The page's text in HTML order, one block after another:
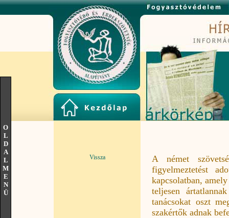
O
L
D
A
L
M
E
N
Ü
Vissza
A német
figyelmeztetést
kapcsolatban,
teljesen
tanácsokat oszt
szakértők adnak